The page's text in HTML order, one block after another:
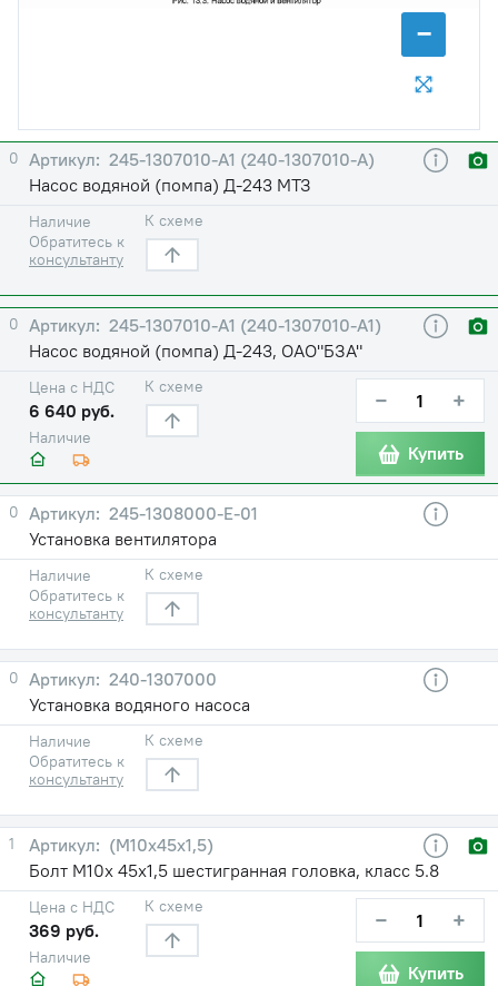
−
0
245-1307010-А1 (240-1307010-А)
Насос водяной (помпа) Д-243 МТЗ
Наличие
Обратитесь к
консультанту
К схеме
0
245-1307010-А1 (240-1307010-А1)
Насос водяной (помпа) Д-243, ОАО"БЗА"
Наличие
Цена с НДС
6 640 руб.
К схеме − +
Купить
0
245-1308000-Е-01
Установка вентилятора
Наличие
Обратитесь к
консультанту
К схеме
0
240-1307000
Установка водяного насоса
Наличие
Обратитесь к
консультанту
К схеме
1
(М10х45х1,5)
Болт М10х 45х1,5 шестигранная головка, класс 5.8
Наличие
Цена с НДС
369 руб.
К схеме − +
Купить